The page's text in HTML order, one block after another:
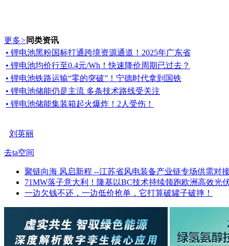
更多> 同类资讯
• 锂电池黑粉国标打通跨境资源通道！2025年广东省
• 锂电池均价行至0.4元/Wh！快速降价周期已过去？
• 锂电池铁路运输“零的突破”！宁德时代拿到国铁
• 锂电池储能仍是主流 多条技术路线受关注
• 锂电池储能集装箱起火爆炸！2人受伤！
刘英丽
去ta空间
聚链向海 风启新程 --江苏省风电装备产业链专场供需对
71MW落子意大利！隆基以BC技术持续领跑欧洲高效光
一边欠钱不还，一边低价抢单，它打算破罐子破摔！